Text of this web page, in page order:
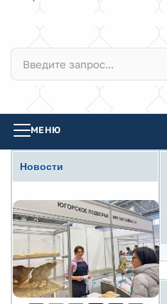
МЕНЮ
Новости